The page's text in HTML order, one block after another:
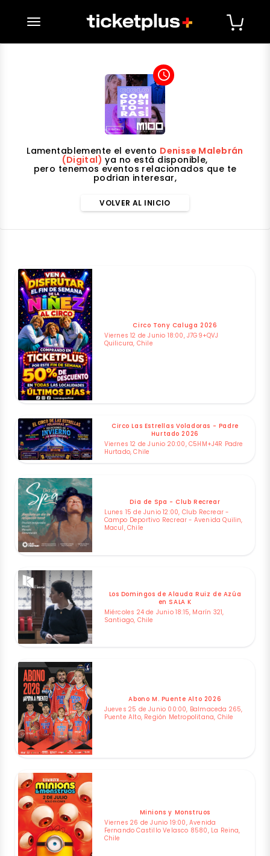
desplegar navegación
access_time
Lamentablemente el evento Denisse Malebrán
(Digital) ya no está disponible,
pero tenemos eventos relacionados que te
podrian interesar,
VOLVER AL INICIO
Circo Tony Caluga 2026
Viernes 12 de Junio 18:00, J7G9+QVJ
Quilicura, Chile
Circo Las Estrellas Voladoras - Padre
Hurtado 2026
Viernes 12 de Junio 20:00, C5HM+J4R Padre
Hurtado, Chile
Dia de Spa - Club Recrear
Lunes 15 de Junio 12:00, Club Recrear -
Campo Deportivo Recrear - Avenida Quilin,
Macul, Chile
Los Domingos de Alauda Ruiz de Azúa
en SALA K
Miércoles 24 de Junio 18:15, Marín 321,
Santiago, Chile
Abono M. Puente Alto 2026
Jueves 25 de Junio 00:00, Balmaceda 265,
Puente Alto, Región Metropolitana, Chile
Minions y Monstruos
Viernes 26 de Junio 19:00, Avenida
Fernando Castillo Velasco 8580, La Reina,
Chile